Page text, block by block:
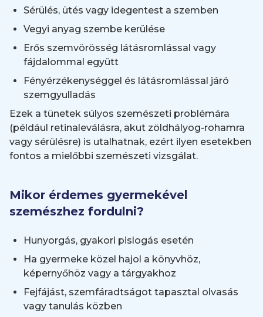
Sérülés, ütés vagy idegentest a szemben
Vegyi anyag szembe kerülése
Erős szemvörösség látásromlással vagy
fájdalommal együtt
Fényérzékenységgel és látásromlással járó
szemgyulladás
Ezek a tünetek súlyos szemészeti problémára
(például retinaleválásra, akut zöldhályog-rohamra
vagy sérülésre) is utalhatnak, ezért ilyen esetekben
fontos a mielőbbi szemészeti vizsgálat.
Mikor érdemes gyermekével
szemészhez fordulni?
Hunyorgás, gyakori pislogás esetén
Ha gyermeke közel hajol a könyvhöz,
képernyőhöz vagy a tárgyakhoz
Fejfájást, szemfáradtságot tapasztal olvasás
vagy tanulás közben